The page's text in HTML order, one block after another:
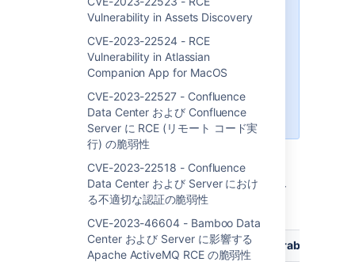
Vulnerability in Assets Discovery
CVE-2023-22524 - RCE
Vulnerability in Atlassian
Companion App for MacOS
CVE-2023-22527 - Confluence
Data Center および Confluence
Server に RCE (リモート コード実
行) の脆弱性
CVE-2023-22518 - Confluence
Data Center および Server におけ
る不適切な認証の脆弱性
CVE-2023-46604 - Bamboo Data
Center および Server に影響する
Apache ActiveMQ RCE の脆弱性
You can continue to count on
receiving Monthly Security
Bulletins on the third Tuesday of
the month, except
December
which we’ll publish
on the second Tuesday. We’ve
made the adjustment to
accommodate the holiday season.
bulletin include 7 high-severity vulnerabilities
which have been fixed in new versions of our
products, released in the last month.
December 2023 Released Security Vulnerabilities